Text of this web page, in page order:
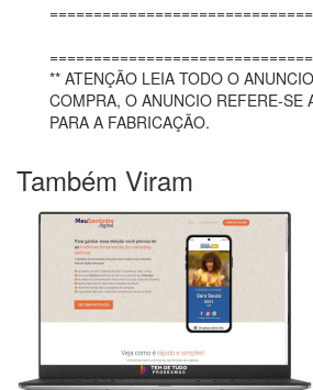
** ATENÇÃO LEIA TODO O
COMPRA, O ANUNCIO REFERE-SE
PARA A FABRICAÇÃO.
Também Viram